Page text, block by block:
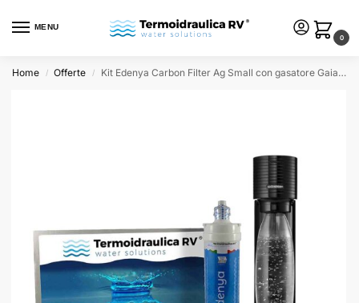
MENU
0
Home / Offerte / Kit Edenya Carbon Filter Ag Small con gasatore Gaia nero